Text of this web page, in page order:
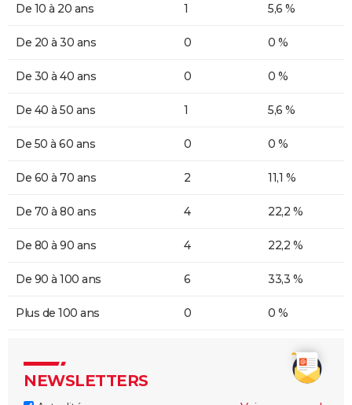
De 10 à 20 ans 1 5,6 %
De 20 à 30 ans 0 0 %
De 30 à 40 ans 0 0 %
De 40 à 50 ans 1 5,6 %
De 50 à 60 ans 0 0 %
De 60 à 70 ans 2 11,1 %
De 70 à 80 ans 4 22,2 %
De 80 à 90 ans 4 22,2 %
De 90 à 100 ans 6 33,3 %
Plus de 100 ans 0 0 %
NEWSLETTERS